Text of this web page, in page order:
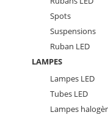
Spots
Suspensions
Ruban LED
LAMPES
Lampes LED
Tubes LED
Lampes